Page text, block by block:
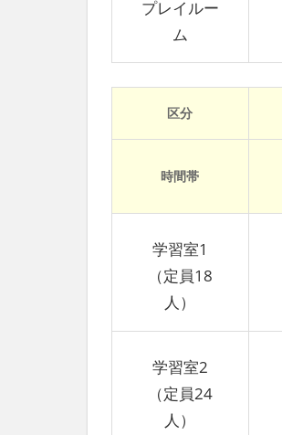
プレイルー
ム
区分
時間帯
学習室1
（定員18
人）
学習室2
（定員24
人）